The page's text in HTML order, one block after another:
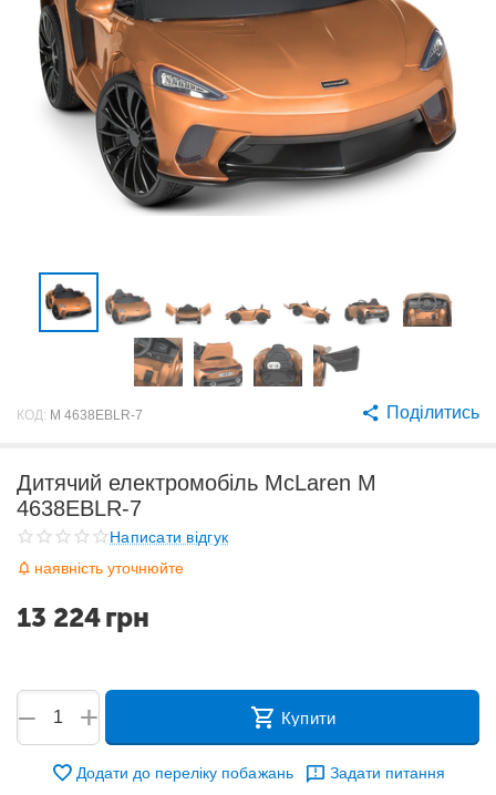
КОД: M 4638EBLR-7 Поділитись
Дитячий електромобіль McLaren M
4638EBLR-7
Написати відгук
наявність уточнюйте
13 224грн
+
− Купити
Додати до переліку побажань Задати питання